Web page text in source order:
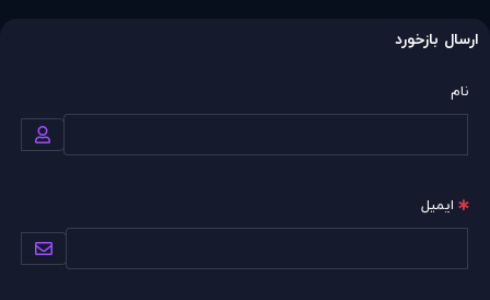
ارسال بازخورد
نام
ایمیل